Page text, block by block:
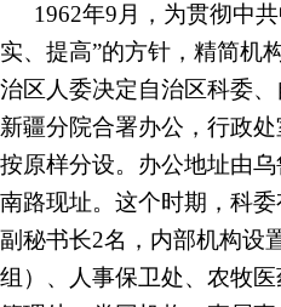
1962年9月，为贯彻中
实、提高”的方针，精简机
治区人委决定自治区科委
新疆分院合署办公，行政
按原样分设。办公地址由
南路现址。这个时期，科委
副秘书长2名，内部机构设
组）、人事保卫处、农牧